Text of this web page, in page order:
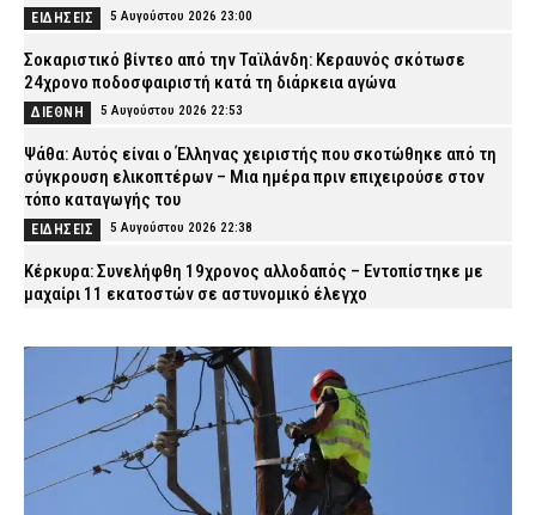
ΕΙΔΗΣΕΙΣ 5 Αυγούστου 2026 23:00
Σοκαριστικό βίντεο από την Ταϊλάνδη: Κεραυνός σκότωσε
24χρονο ποδοσφαιριστή κατά τη διάρκεια αγώνα
ΔΙΕΘΝΗ 5 Αυγούστου 2026 22:53
Ψάθα: Αυτός είναι ο Έλληνας χειριστής που σκοτώθηκε από τη
σύγκρουση ελικοπτέρων – Μια ημέρα πριν επιχειρούσε στον
τόπο καταγωγής του
ΕΙΔΗΣΕΙΣ 5 Αυγούστου 2026 22:38
Κέρκυρα: Συνελήφθη 19χρονος αλλοδαπός – Εντοπίστηκε με
μαχαίρι 11 εκατοστών σε αστυνομικό έλεγχο
Φωτιά στη Βοιωτία: Προς αναστολή λειτουργίας το αιολικό
πάρκο λόγω συνεχών βλαβών στο δίκτυο
ΕΙΔΗΣΕΙΣ 5 Αυγούστου 2026 22:09
Αίσιο τέλος στην εξαφάνιση των δίδυμων κοριτσιών από τη
Γλυφάδα – Επέστρεψαν στον πατέρα τους
5 Αυγούστου 2026 21:55